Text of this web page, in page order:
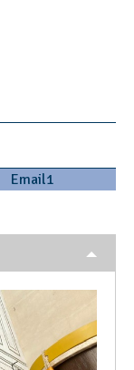
Email1